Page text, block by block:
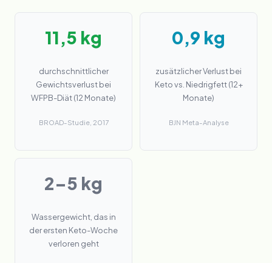
11,5 kg
durchschnittlicher
Gewichtsverlust bei
WFPB-Diät (12 Monate)
BROAD-Studie, 2017
0,9 kg
zusätzlicher Verlust bei
Keto vs. Niedrigfett (12+
Monate)
BJN Meta-Analyse
2–5 kg
Wassergewicht, das in
der ersten Keto-Woche
verloren geht